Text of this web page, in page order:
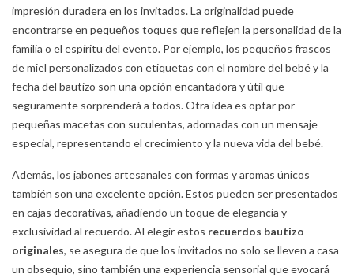
impresión duradera en los invitados. La originalidad puede
encontrarse en pequeños toques que reflejen la personalidad de la
familia o el espíritu del evento. Por ejemplo, los pequeños frascos
de miel personalizados con etiquetas con el nombre del bebé y la
fecha del bautizo son una opción encantadora y útil que
seguramente sorprenderá a todos. Otra idea es optar por
pequeñas macetas con suculentas, adornadas con un mensaje
especial, representando el crecimiento y la nueva vida del bebé.
Además, los jabones artesanales con formas y aromas únicos
también son una excelente opción. Estos pueden ser presentados
en cajas decorativas, añadiendo un toque de elegancia y
exclusividad al recuerdo. Al elegir estos recuerdos bautizo
originales, se asegura de que los invitados no solo se lleven a casa
un obsequio, sino también una experiencia sensorial que evocará